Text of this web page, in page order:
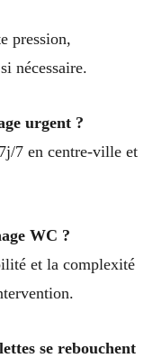
pression,
nécessaire.
urgent ?
7 en centre-ville et
WC ?
et la complexité
se rebouchent